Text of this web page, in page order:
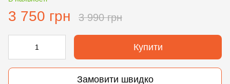
3 750 грн 3 990 грн
Купити
Замовити швидко